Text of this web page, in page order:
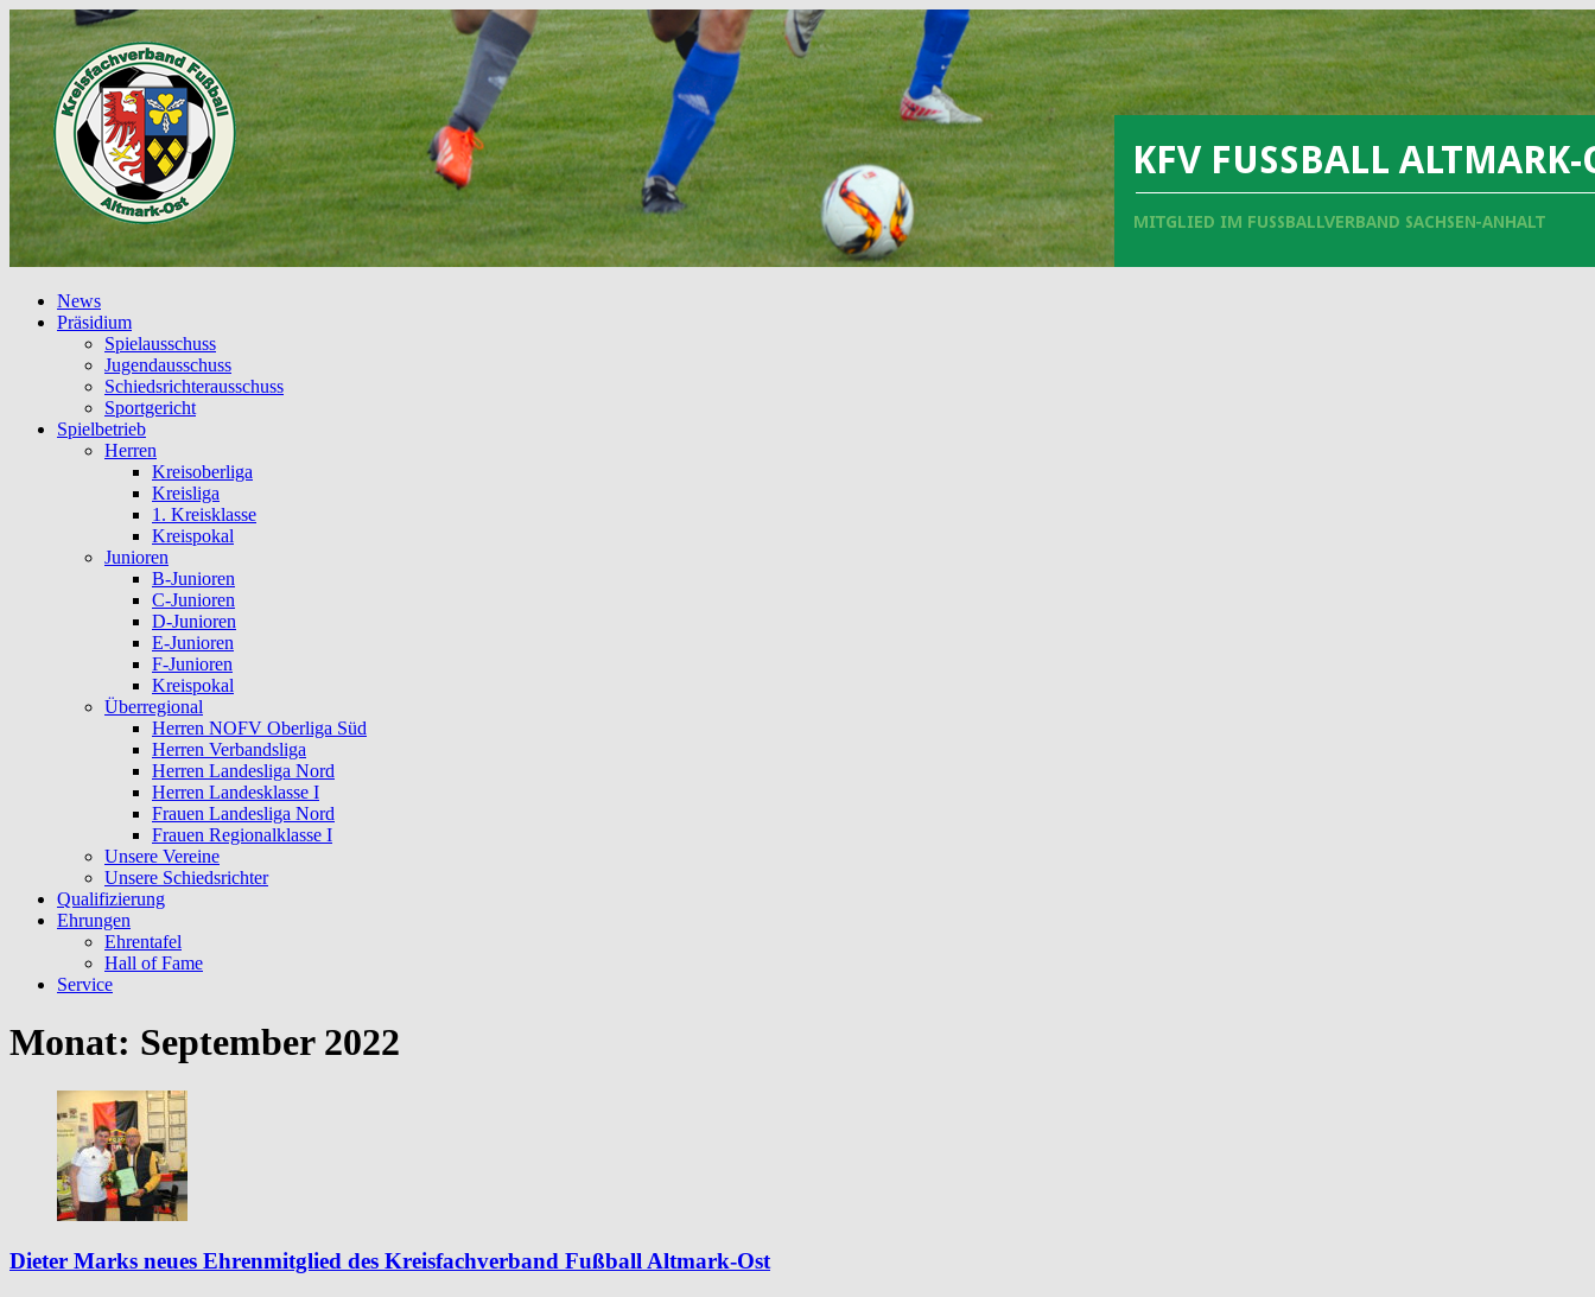
News
Präsidium
Spielausschuss
Jugendausschuss
Schiedsrichterausschuss
Sportgericht
Spielbetrieb
Herren
Kreisoberliga
Kreisliga
1. Kreisklasse
Kreispokal
Junioren
B-Junioren
C-Junioren
D-Junioren
E-Junioren
F-Junioren
Kreispokal
Überregional
Herren NOFV Oberliga Süd
Herren Verbandsliga
Herren Landesliga Nord
Herren Landesklasse I
Frauen Landesliga Nord
Frauen Regionalklasse I
Unsere Vereine
Unsere Schiedsrichter
Qualifizierung
Ehrungen
Ehrentafel
Hall of Fame
Service
Monat: September 2022
Dieter Marks neues Ehrenmitglied des Kreisfachverband Fußball Altmark-Ost